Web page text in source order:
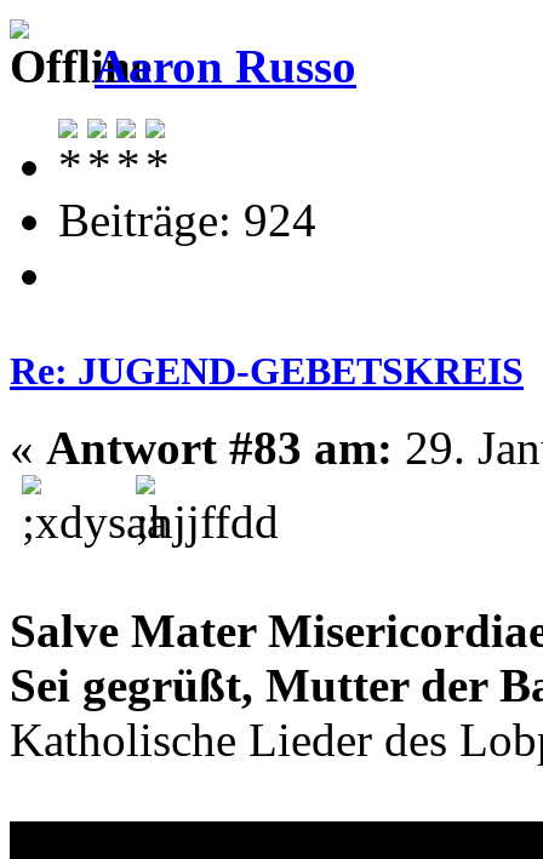
Aaron Russo
Beiträge: 924
Re: JUGEND-GEBETSKREIS
« Antwort #83 am: 29.
Salve Mater
Sei gegrüßt, Mutter der
Katholische Lieder des